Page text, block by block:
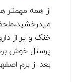
از همه مهمتر
خنک و پر از
پرسنل خوش
بعد از برم